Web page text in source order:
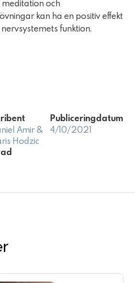
och
kan ha en positiv effekt
funktion.
Amir &
Hodzic
Publiceringdatum
4/10/2021